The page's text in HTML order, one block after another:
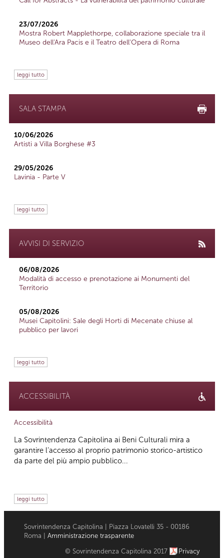
23/07/2026
Mostra Robert Mapplethorpe, collaborazione speciale tra il
Museo dell'Ara Pacis e il Teatro dell'Opera di Roma
leggi tutto
SALA STAMPA
10/06/2026
Artisti a Villa Borghese #3
29/05/2026
Lavinia - Parte V
leggi tutto
AVVISI DI SERVIZIO
06/08/2026
Modalità di accesso e prenotazione ai Monumenti del
Territorio
05/08/2026
Musei Capitolini: Sale degli Horti di Mecenate chiuse al
pubblico per lavori
leggi tutto
ACCESSIBILITÀ
Accessibilità
La Sovrintendenza Capitolina ai Beni Culturali mira a
garantire l’accesso al proprio patrimonio storico-artistico
da parte del più ampio pubblico...
leggi tutto
Sovrintendenza Capitolina | Piazza Lovatelli 35 - 00186
Roma | Amministrazione trasparente
© Sovrintendenza Capitolina 2017 Privacy